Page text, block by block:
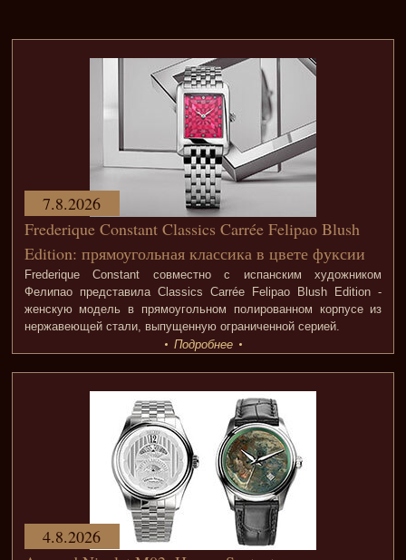
Frederique Constant Classics Carrée Felipao Blush
Edition: прямоугольная классика в цвете фуксии
Frederique Constant совместно с испанским художником
Фелипао представила Classics Carrée Felipao Blush Edition -
женскую модель в прямоугольном полированном корпусе из
нержавеющей стали, выпущенную ограниченной серией.
7.8.2026
Подробнее
4.8.2026